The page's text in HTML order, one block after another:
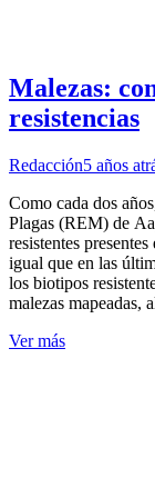
Malezas:
resistencias
Redacción5 años
Como cada dos
Plagas (REM) de
resistentes
igual que en las
los biotipos
malezas mapeadas,
Ver más